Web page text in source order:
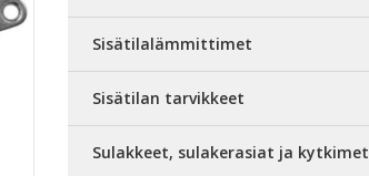
Sisätilalämmittimet
Sisätilan tarvikkeet
Sulakkeet, sulakerasiat ja kytkimet